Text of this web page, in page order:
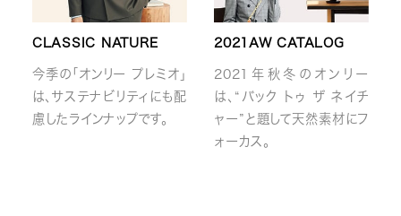
CLASSIC NATURE
今季の「オンリー プレミオ」
は、サステナビリティにも配
慮したラインナップです。
2021AW CATALOG
2021年秋冬のオンリー
は、“バック トゥ ザ ネイチ
ャー”と題して天然素材にフ
ォーカス。